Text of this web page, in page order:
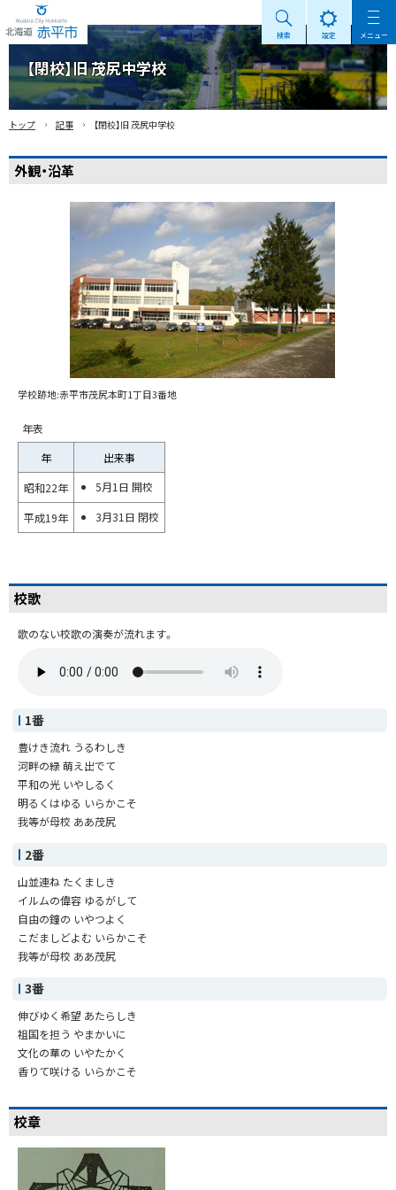
Akabira City Hokkaido 北海道 赤平市
検索 設定 メニュー
【閉校】旧 茂尻中学校
トップ › 記事 › 【閉校】旧 茂尻中学校
外観・沿革
学校跡地:赤平市茂尻本町1丁目3番地
年表
年
出来事
昭和22年
5月1日 開校
平成19年 3月31日 閉校
校歌
歌のない校歌の演奏が流れます。
1番
豊けき流れ うるわしき
河畔の緑 萌え出でて
平和の光 いやしるく
明るくはゆる いらかこそ
我等が母校 ああ茂尻
2番
山並連ね たくましき
イルムの偉容 ゆるがして
自由の鐘の いやつよく
こだましどよむ いらかこそ
我等が母校 ああ茂尻
3番
伸びゆく希望 あたらしき
祖国を担う やまかいに
文化の華の いやたかく
香りて咲ける いらかこそ
校章